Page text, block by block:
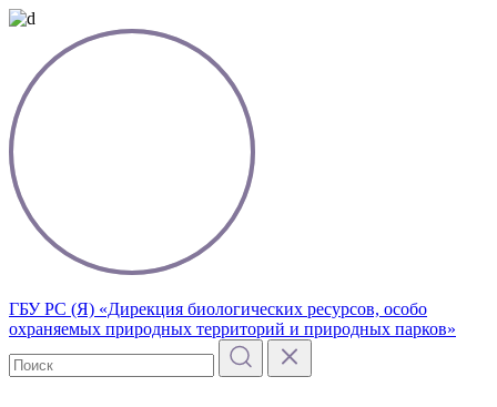
ГБУ РС (Я) «Дирекция биологических ресурсов, особо
охраняемых природных территорий и природных парков»